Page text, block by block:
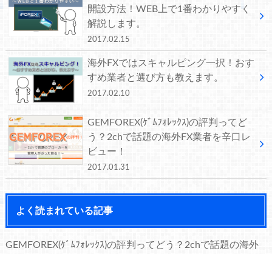
開設方法！WEB上で1番わかりやすく
解説します。
2017.02.15
海外FXではスキャルピング一択！おす
すめ業者と選び方も教えます。
2017.02.10
GEMFOREX(ｹﾞﾑﾌｫﾚｯｸｽ)の評判ってど
う？2chで話題の海外FX業者を辛口レ
ビュー！
2017.01.31
よく読まれている記事
GEMFOREX(ｹﾞﾑﾌｫﾚｯｸｽ)の評判ってどう？2chで話題の海外